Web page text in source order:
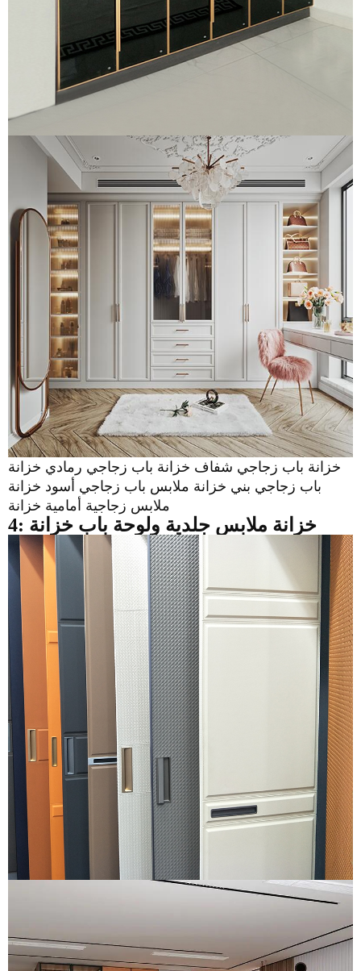
خزانة باب زجاجي شفاف خزانة باب زجاجي رمادي خزانة
باب زجاجي بني خزانة ملابس باب زجاجي أسود خزانة
ملابس زجاجية أمامية خزانة
4: خزانة ملابس جلدية ولوحة باب خزانة